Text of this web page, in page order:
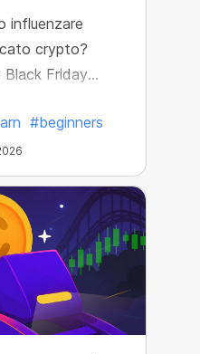
influenzare
crypto?
Friday
#beginners